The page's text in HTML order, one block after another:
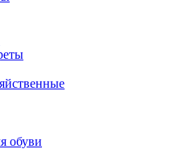
обуви